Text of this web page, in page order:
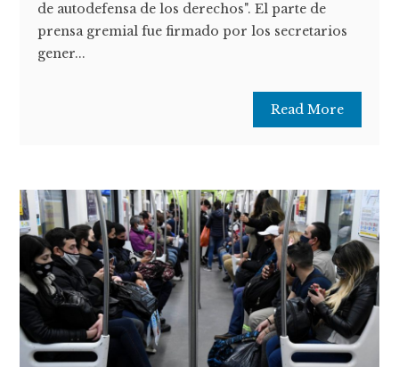
de autodefensa de los derechos". El parte de
prensa gremial fue firmado por los secretarios
gener...
Read More